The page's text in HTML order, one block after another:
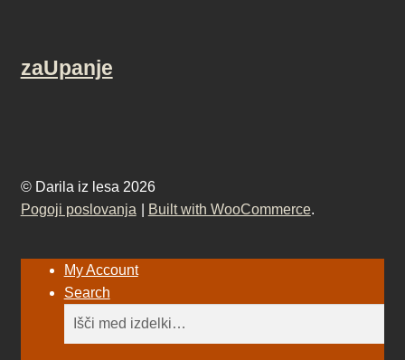
zaUpanje
© Darila iz lesa 2026
Pogoji poslovanja
Built with WooCommerce.
My Account
Search
Išči:
Iskanje